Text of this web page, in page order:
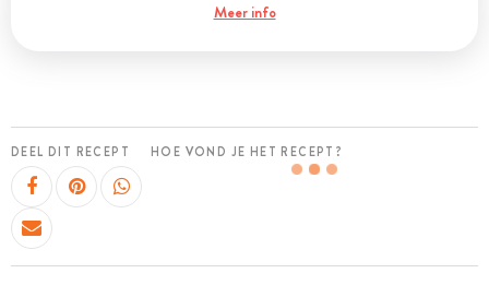
Meer info
DEEL DIT RECEPT HOE VOND JE HET RECEPT?